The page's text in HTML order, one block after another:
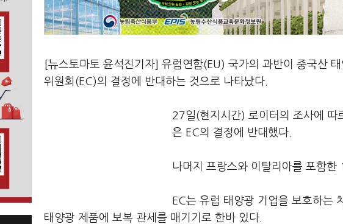
[뉴스토마토 윤석진기자] 유럽연합(EU) 국가의 과반이 중국산
위원회(EC)의 결정에 반대하는 것으로 나타났다.
27일(현지시간) 로이터의 조사에 따
은 EC의 결정에 반대했다.
나머지 프랑스와 이탈리아를 포함한
EC는 유럽 태양광 기업을 보호하는
태양광 제품에 보복 관세를 매기기로 한바 있다.